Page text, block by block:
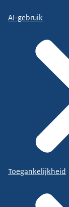
AI-gebruik
Toegankelijkheid